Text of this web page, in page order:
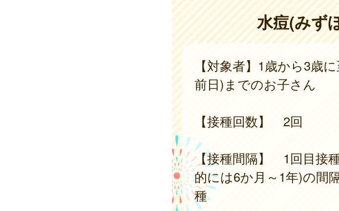
水痘(みず
【対象者】1歳から3歳
前日)までのお子さん
【接種回数】 2回
【接種間隔】 1回目接
的には6か月～1年)の間
種